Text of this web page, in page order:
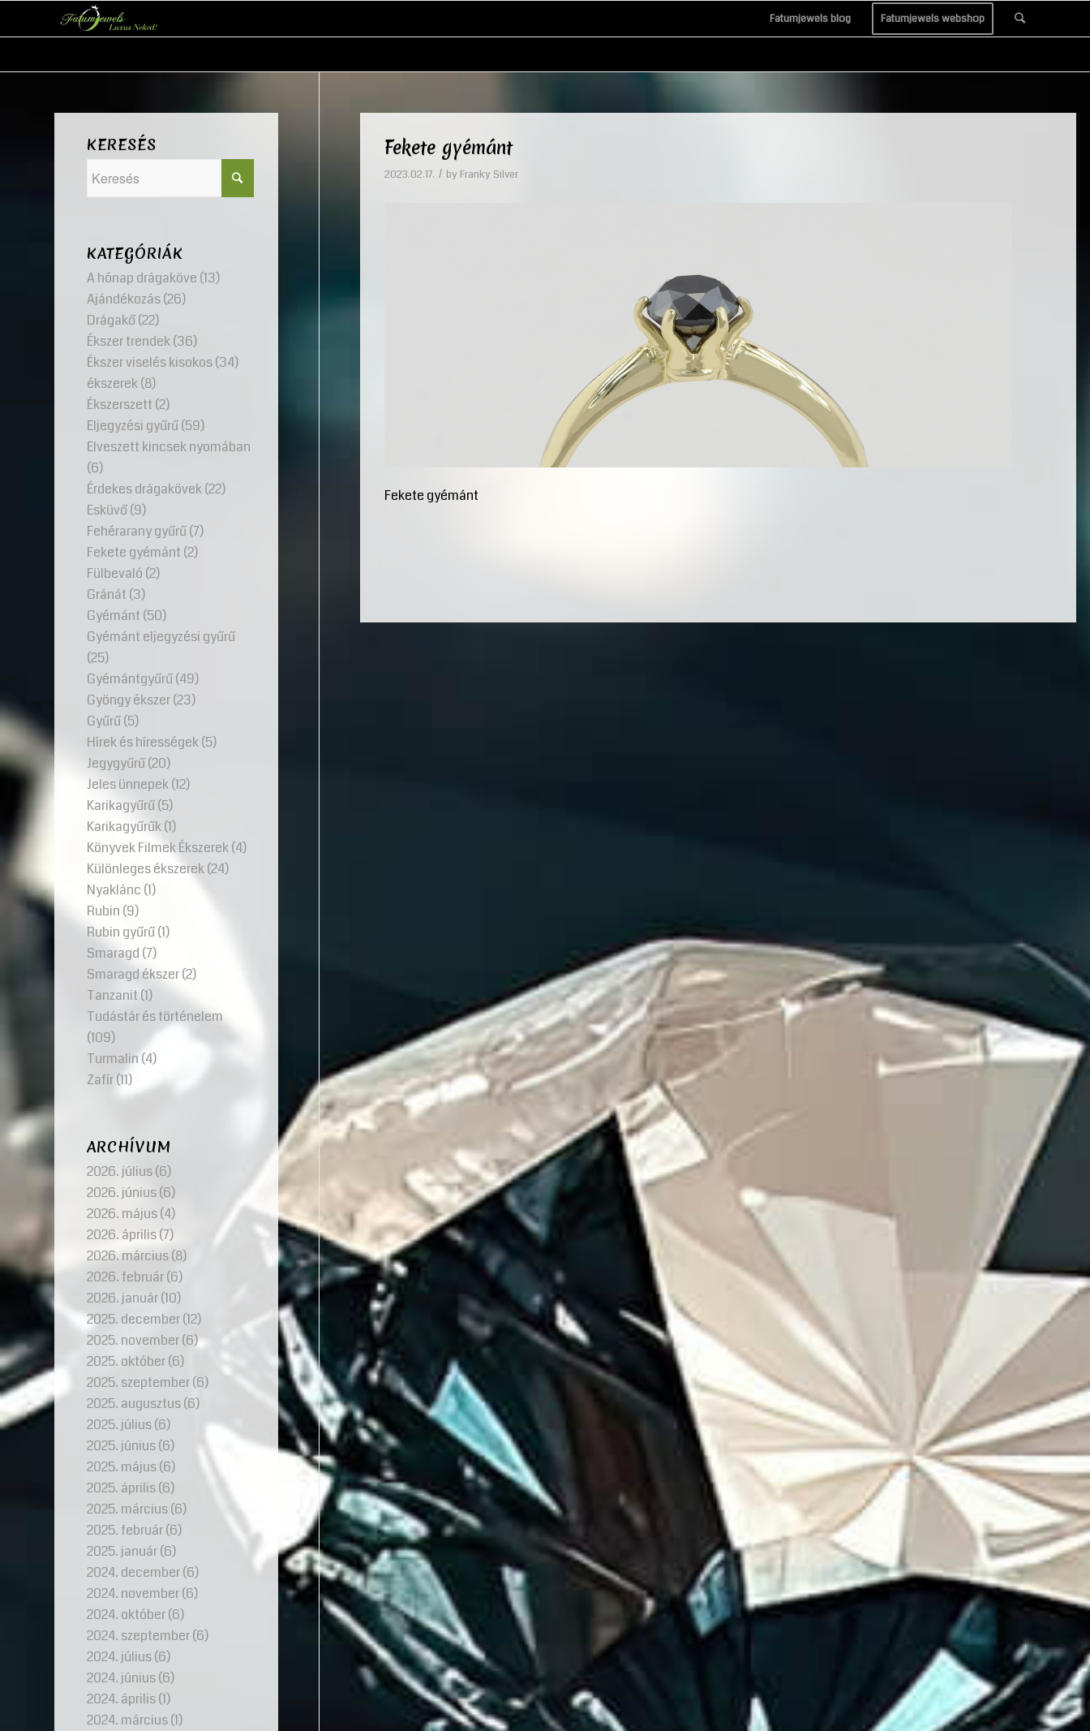
Fatumjewels blog Fatumjewels webshop
Fekete gyémánt
2023.02.17. / by Franky Silver
Fekete gyémánt
KERESÉS
KATEGÓRIÁK
A hónap drágaköve (13)
Ajándékozás(26)
Drágakő(22)
Ékszer trendek(36)
Ékszer viselés kisokos(34)
ékszerek(8)
Ékszerszett (2)
Eljegyzési gyűrű(59)
Elveszett kincsek nyomában
(6)
Érdekes drágakövek(22)
Esküvő(9)
Fehérarany gyűrű(7)
Fekete gyémánt (2)
Fülbevaló (2)
Gránát (3)
Gyémánt (50)
Gyémánt eljegyzési gyűrű
(25)
Gyémántgyűrű(49)
Gyöngy ékszer(23)
Gyűrű(5)
Hírek és hírességek(5)
Jegygyűrű(20)
Jeles ünnepek(12)
Karikagyűrű(5)
Karikagyűrűk(1)
Könyvek Filmek Ékszerek(4)
Különleges ékszerek(24)
Nyaklánc (1)
Rubin (9)
Rubin gyűrű(1)
Smaragd (7)
Smaragd ékszer(2)
Tanzanit (1)
Tudástár és történelem
(109)
Turmalin (4)
Zafír(11)
ARCHÍVUM
2026. július(6)
2026. június(6)
2026. május(4)
2026. április(7)
2026. március(8)
2026. február(6)
2026. január(10)
2025. december(12)
2025. november(6)
2025. október(6)
2025. szeptember(6)
2025. augusztus(6)
2025. július(6)
2025. június(6)
2025. május(6)
2025. április(6)
2025. március(6)
2025. február(6)
2025. január(6)
2024. december(6)
2024. november(6)
2024. október(6)
2024. szeptember(6)
2024. július(6)
2024. június(6)
2024. április(1)
2024. március(1)